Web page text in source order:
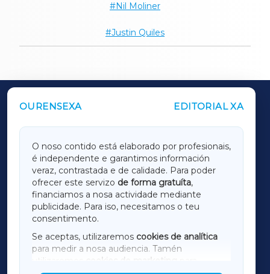
Nil Moliner
Justin Quiles
OURENSEXA EDITORIAL XA
O noso contido está elaborado por profesionais,
é independente e garantimos información
veraz, contrastada e de calidade. Para poder
ofrecer este servizo de forma gratuíta,
financiamos a nosa actividade mediante
publicidade. Para iso, necesitamos o teu
consentimento.
Se aceptas, utilizaremos cookies de analítica
para medir a nosa audiencia. Tamén
utilizaremos
cookies de marketing
OUTROS PERIÓDICOS
LUGOXA
TERRACHAXA
AMARIÑAXA